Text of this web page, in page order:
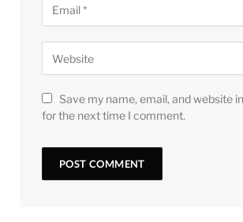
Save my name, email, and website
for the next time I comment.